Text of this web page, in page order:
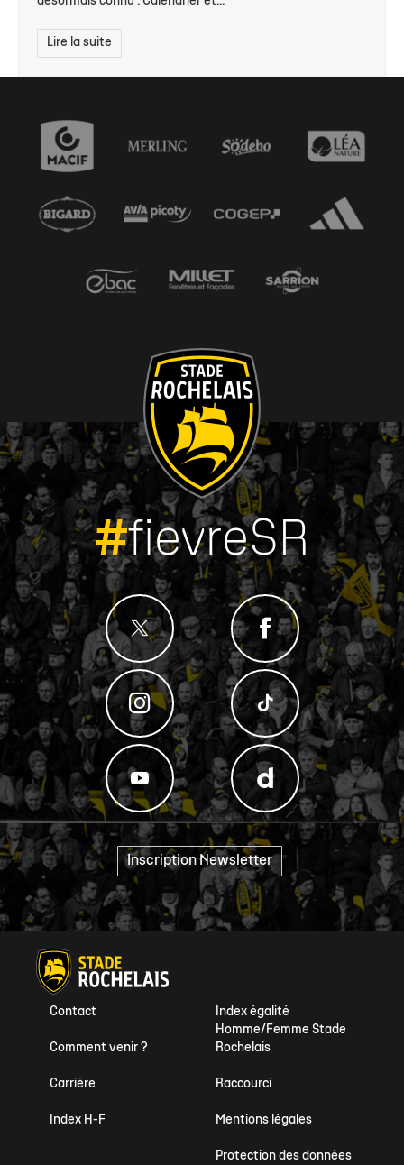
Lire la suite
#fievreSR
Inscription Newsletter "
Index égalité
Homme/Femme Stade
Rochelais
Contact
Comment venir ?
Raccourci
Carrière
Mentions légales
Index H-F
Protection des données